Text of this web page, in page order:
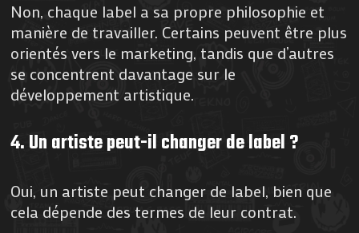
Non, chaque label a sa propre philosophie et
manière de travailler. Certains peuvent être plus
orientés vers le marketing, tandis que d’autres
se concentrent davantage sur le
développement artistique.
4. Un artiste peut-il changer de label ?
Oui, un artiste peut changer de label, bien que
cela dépende des termes de leur contrat.